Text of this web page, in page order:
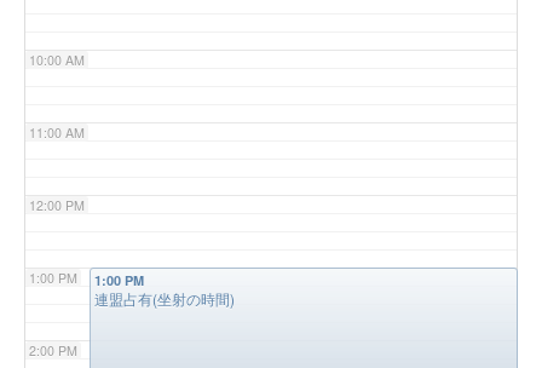
10:00 AM
11:00 AM
12:00 PM
1:00 PM
2:00 PM
1:00 PM
連盟占有(坐射の時間)